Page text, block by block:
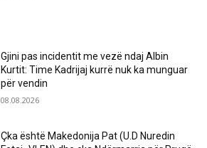
Gjini pas incidentit me vezë ndaj Albin
Kurtit: Time Kadrijaj kurrë nuk ka munguar
për vendin
08.08.2026
Çka është Makedonija Pat (U.D Nuredin